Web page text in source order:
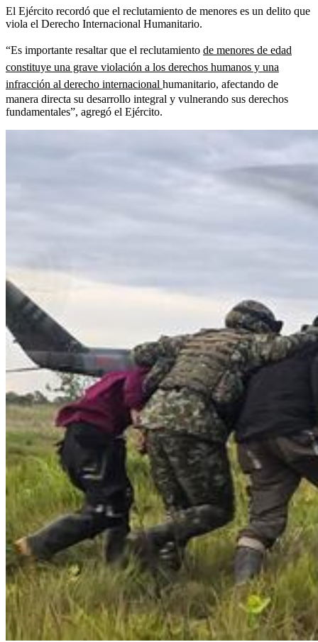
El Ejército recordó que el reclutamiento de menores es un delito que
viola el Derecho Internacional Humanitario.
“Es importante resaltar que el reclutamiento de menores de edad
constituye una grave violación a los derechos humanos y una
infracción al derecho internacional humanitario, afectando de
manera directa su desarrollo integral y vulnerando sus derechos
fundamentales”, agregó el Ejército.